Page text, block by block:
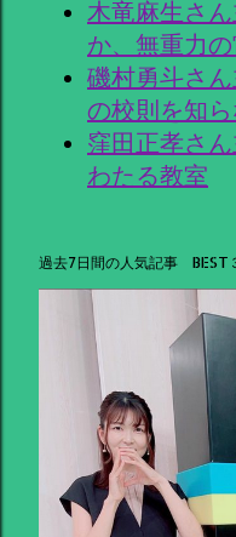
木竜麻生さ
か、無重力
磯村勇斗さ
の校則を知
窪田正孝さ
わたる教室
過去7日間の人気記事 BEST